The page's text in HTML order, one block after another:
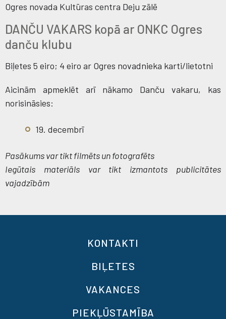
Ogres novada Kultūras centra Deju zālē
DANČU VAKARS kopā ar ONKC Ogres
danču klubu
Biļetes 5 eiro; 4 eiro ar Ogres novadnieka karti/lietotni
Aicinām apmeklēt arī nākamo Danču vakaru, kas
norisināsies:
19. decembrī
Pasākums var tikt filmēts un fotografēts
Iegūtais materiāls var tikt izmantots publicitātes
vajadzībām
KONTAKTI
BIĻETES
VAKANCES
PIEKĻŪSTAMĪBA